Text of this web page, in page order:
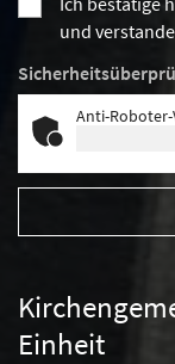
und
Anti-
Einheit